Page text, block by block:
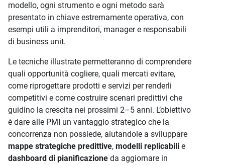
modello, ogni strumento e ogni metodo sarà
presentato in chiave estremamente operativa, con
esempi utili a imprenditori, manager e responsabili
di business unit.
Le tecniche illustrate permetteranno di comprendere
quali opportunità cogliere, quali mercati evitare,
come riprogettare prodotti e servizi per renderli
competitivi e come costruire scenari predittivi che
guidino la crescita nei prossimi 2–5 anni. L’obiettivo
è dare alle PMI un vantaggio strategico che la
concorrenza non possiede, aiutandole a sviluppare
mappe strategiche predittive, modelli replicabili e
dashboard di pianificazione da aggiornare in